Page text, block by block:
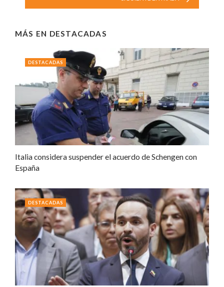
MÁS EN DESTACADAS
Italia considera suspender el acuerdo de Schengen con
España
DESTACADAS
DESTACADAS